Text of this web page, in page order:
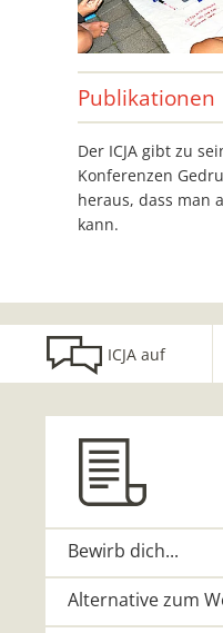
Publikationen
Der ICJA gibt zu
Konferenzen
heraus, dass man
kann.
ICJA auf
Bewirb dich...
Alternative zum